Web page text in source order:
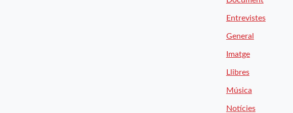
Entrevistes
General
Imatge
Llibres
Música
Notícies